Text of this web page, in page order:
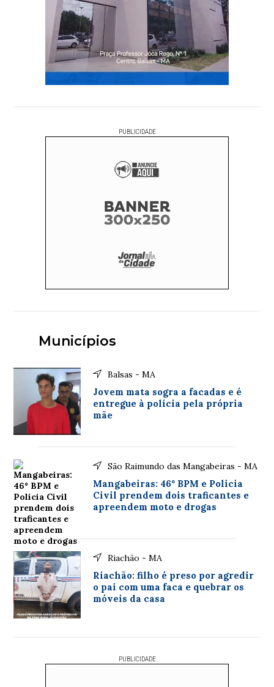
PUBLICIDADE
Municípios
Balsas - MA
Jovem mata sogra a facadas e é
entregue à polícia pela própria
mãe
São Raimundo das Mangabeiras - MA
Mangabeiras: 46º BPM e Policia
Civil prendem dois traficantes e
apreendem moto e drogas
Riachão - MA
Riachão: filho é preso por agredir
o pai com uma faca e quebrar os
móveis da casa
PUBLICIDADE